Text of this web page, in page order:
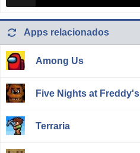
Apps relacionados
Among Us
Five Nights at Freddy's
Terraria